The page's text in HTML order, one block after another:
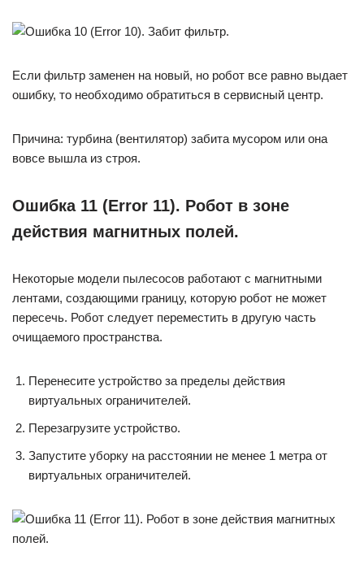
Если фильтр заменен на новый, но робот все равно выдает
ошибку, то необходимо обратиться в сервисный центр.
Причина: турбина (вентилятор) забита мусором или она
вовсе вышла из строя.
Ошибка 11 (Error 11). Робот в зоне
действия магнитных полей.
Некоторые модели пылесосов работают с магнитными
лентами, создающими границу, которую робот не может
пересечь. Робот следует переместить в другую часть
очищаемого пространства.
Перенесите устройство за пределы действия
виртуальных ограничителей.
Перезагрузите устройство.
Запустите уборку на расстоянии не менее 1 метра от
виртуальных ограничителей.